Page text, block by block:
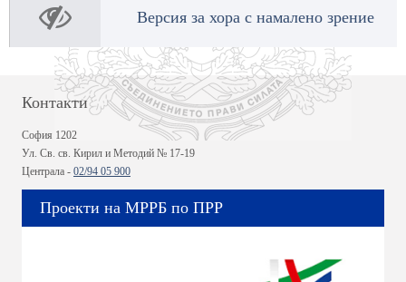
Версия за хора с намалено зрение
Контакти
София 1202
Ул. Св. св. Кирил и Методий № 17-19
Централа - 02/94 05 900
Проекти на МРРБ по ПРР